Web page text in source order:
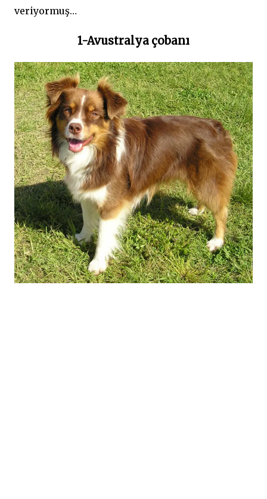
veriyormuş…
1-Avustralya çobanı